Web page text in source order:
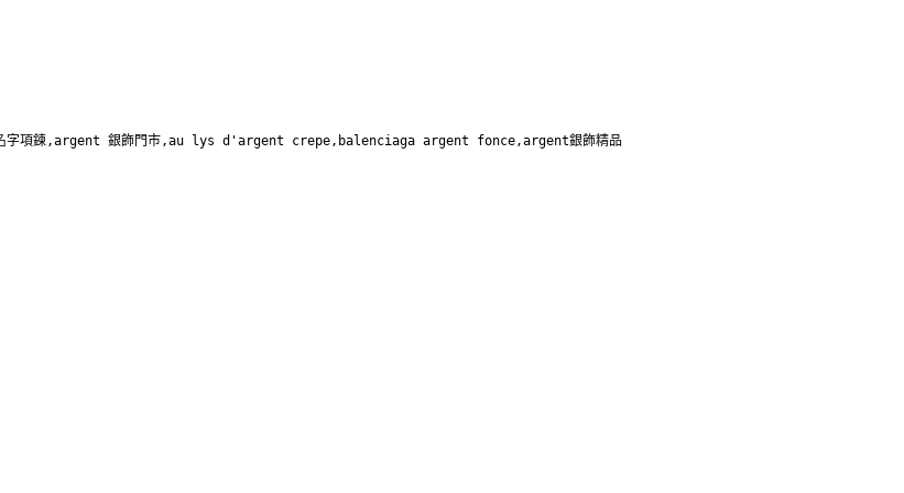
鍊,argent 銀飾門市,au lys d'argent crepe,balenciaga argent fonce,argent銀飾精品